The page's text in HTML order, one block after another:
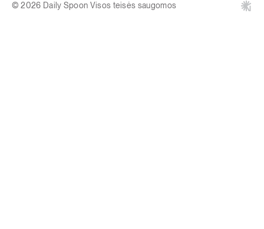
© 2026 Daily Spoon Visos teisės saugomos